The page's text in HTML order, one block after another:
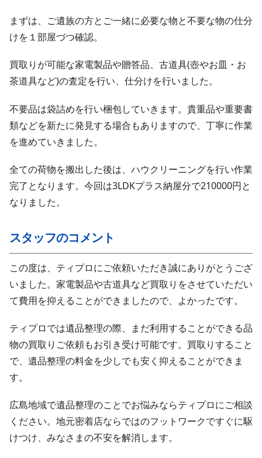
まずは、ご遺族の方とご一緒に必要な物と不要な物の仕分
けを１部屋づつ確認。
買取りが可能な家電製品や贈答品、古道具(壺やお皿・お
茶道具など)の査定を行い、仕分けを行いました。
不要品は袋詰めを行い梱包していきます。貴重品や重要書
類などを新たに発見する場合もありますので、丁寧に作業
を進めていきました。
全ての荷物を搬出した後は、ハウクリーニングを行い作業
完了となります。今回は3LDKプラス納屋分で210000円と
なりました。
スタッフのコメント
この度は、ティプロにご依頼いただき誠にありがとうござ
いました。家電製品や古道具など買取りをさせていただい
て費用を抑えることができましたので、よかったです。
ティプロでは遺品整理の際、まだ利用することができる品
物の買取りご依頼もお引き受け可能です。買取りすること
で、遺品整理の料金を少しでも安く抑えることができま
す。
広島地域で遺品整理のことでお悩みならティプロにご相談
ください。地元密着店ならではのフットワークですぐに駆
けつけ、みなさまの不安を解消します。